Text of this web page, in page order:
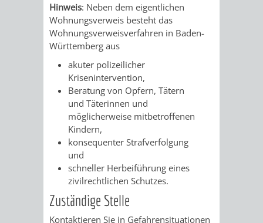
AMT
Hinweis: Neben dem eigentlichen
Wohnungsverweis besteht das
Wohnungsverweisverfahren in Baden-
Württemberg aus
akuter polizeilicher
Krisenintervention,
Beratung von Opfern, Tätern
und Täterinnen und
möglicherweise mitbetroffenen
Kindern,
konsequenter Strafverfolgung
und
schneller Herbeiführung eines
zivilrechtlichen Schutzes.
Zuständige Stelle
Kontaktieren Sie in Gefahrensituationen